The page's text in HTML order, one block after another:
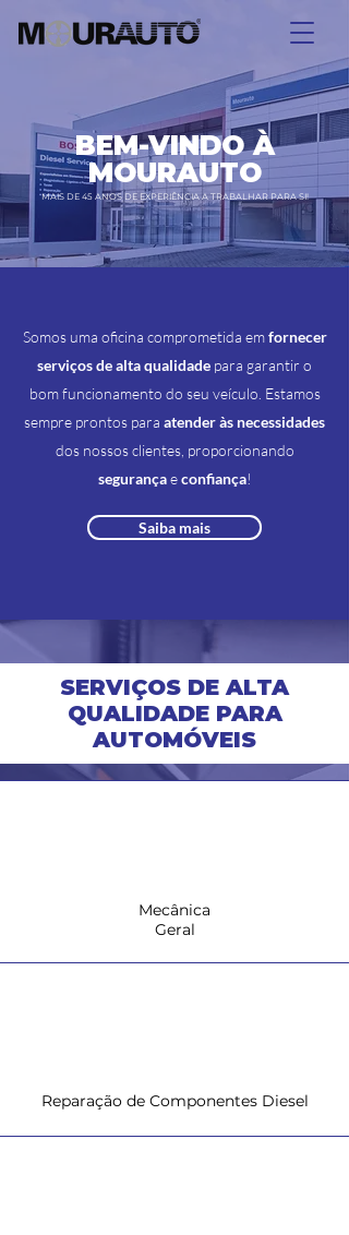
BEM-VINDO À
MOURAUTO
MAIS DE 45 ANOS DE EXPERIÊNCIA A TRABALHAR PARA SI!
Somos uma oficina comprometida emfornecer
serviços de alta qualidade para garantir o
bom funcionamento do seu veículo. Estamos
sempre prontos para atender às necessidades
dos nossos clientes, proporcionando
segurançaeconfiança!
Saiba mais
SERVIÇOS DE ALTA
QUALIDADE PARA
AUTOMÓVEIS
Mecânica
Geral
Reparação de Componentes Diesel